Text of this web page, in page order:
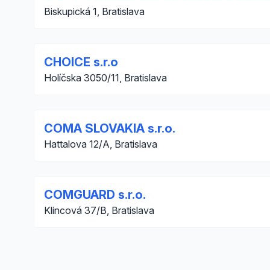
Biskupická 1, Bratislava
CHOICE s.r.o
Holíčska 3050/11, Bratislava
COMA SLOVAKIA s.r.o.
Hattalova 12/A, Bratislava
COMGUARD s.r.o.
Klincová 37/B, Bratislava